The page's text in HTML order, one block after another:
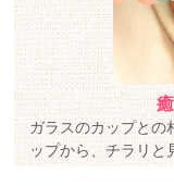
ガラスのカップとの
ップから、チラリと